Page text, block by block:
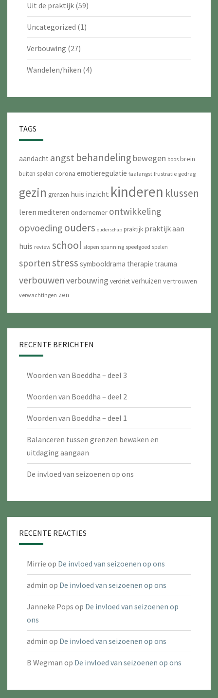
Uit de praktijk (59)
Uncategorized (1)
Verbouwing (27)
Wandelen/hiken (4)
TAGS
aandacht angst behandeling bewegen boos brein
buiten spelen corona emotieregulatie faalangst frustratie gedrag
gezin grenzen huis inzicht kinderen klussen
leren mediteren ondernemer ontwikkeling
opvoeding ouders ouderschap praktijk praktijk aan
huis review school slopen spanning speelgoed spelen
sportenstress symbooldrama therapie trauma
verbouwenverbouwing verdrietverhuizen vertrouwen
verwachtingen zen
RECENTE BERICHTEN
Woorden van Boeddha – deel 3
Woorden van Boeddha – deel 2
Woorden van Boeddha – deel 1
Balanceren tussen grenzen bewaken en
uitdaging aangaan
De invloed van seizoenen op ons
RECENTE REACTIES
Mirrie op De invloed van seizoenen op ons
admin op De invloed van seizoenen op ons
Janneke Pops op De invloed van seizoenen op
ons
admin op De invloed van seizoenen op ons
B Wegman op De invloed van seizoenen op ons